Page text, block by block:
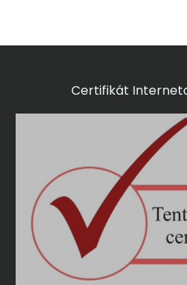
Certifikát